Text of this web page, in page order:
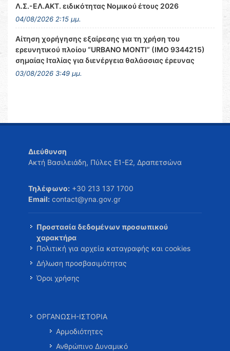
Λ.Σ.-ΕΛ.ΑΚΤ. ειδικότητας Νομικού έτους 2026
04/08/2026 2:15 μμ.
Αίτηση χορήγησης εξαίρεσης για τη χρήση του
ερευνητικού πλοίου “URBANO MONTI” (IMO 9344215)
σημαίας Ιταλίας για διενέργεια θαλάσσιας έρευνας
03/08/2026 3:49 μμ.
Διεύθυνση
Ακτή Βασιλειάδη, Πύλες Ε1-Ε2, Δραπετσώνα
Τηλέφωνο: +30 213 137 1700
Email: contact@yna.gov.gr
Προστασία δεδομένων προσωπικού
χαρακτήρα
Πολιτική για αρχεία καταγραφής και cookies
Δήλωση προσβασιμότητας
Όροι χρήσης
ΟΡΓΑΝΩΣΗ-ΙΣΤΟΡΙΑ
Αρμοδιότητες
Ανθρώπινο Δυναμικό